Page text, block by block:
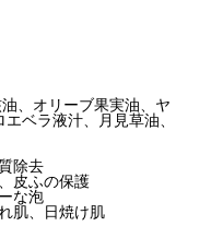
、オリーブ果実油、ヤ
ベラ液汁、月見草油、
除去
皮ふの保護
な泡
肌、日焼け肌